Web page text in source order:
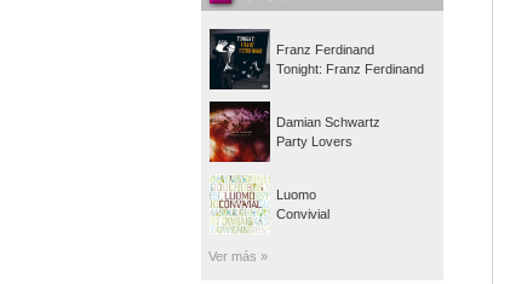
Franz Ferdinand
Tonight: Franz Ferdinand
Damian Schwartz
Party Lovers
Luomo
Convivial
Ver más »